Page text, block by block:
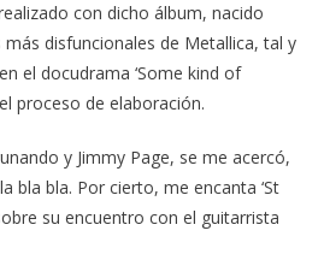
con dicho álbum, nacido
disfuncionales de Metallica, tal y
el docudrama ‘Some kind of
proceso de elaboración.
y Jimmy Page, se me acercó,
bla bla. Por cierto, me encanta ‘St
su encuentro con el guitarrista